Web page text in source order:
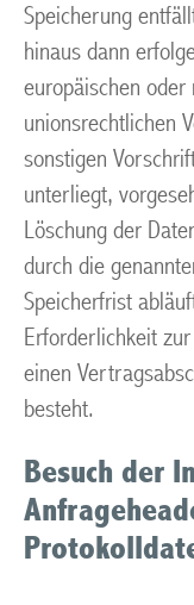
Speicherung
hinaus dann
europäischen oder
unionsrechtlichen
sonstigen
unterliegt,
Löschung der
durch die
Speicherfrist
Erforderlichkeit
einen
besteht.
Besuch der